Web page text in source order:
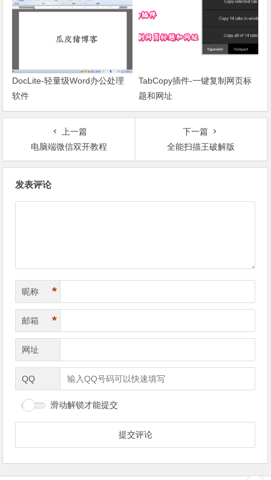
DocLite-轻量级Word办公处理
软件
TabCopy插件-一键复制网页标
题和网址
上一篇
电脑端微信双开教程
下一篇
全能扫描王破解版
发表评论
昵称 *
邮箱 *
网址
QQ
滑动解锁才能提交